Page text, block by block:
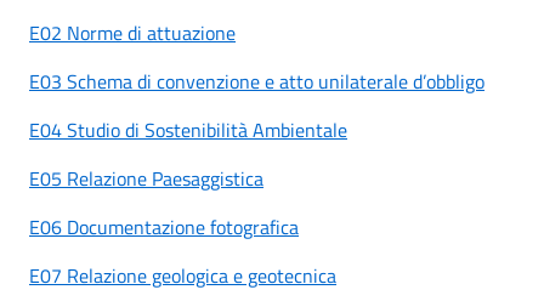
E02 Norme di attuazione
E03 Schema di convenzione e atto unilaterale d’obbligo
E04 Studio di Sostenibilità Ambientale
E05 Relazione Paesaggistica
E06 Documentazione fotografica
E07 Relazione geologica e geotecnica